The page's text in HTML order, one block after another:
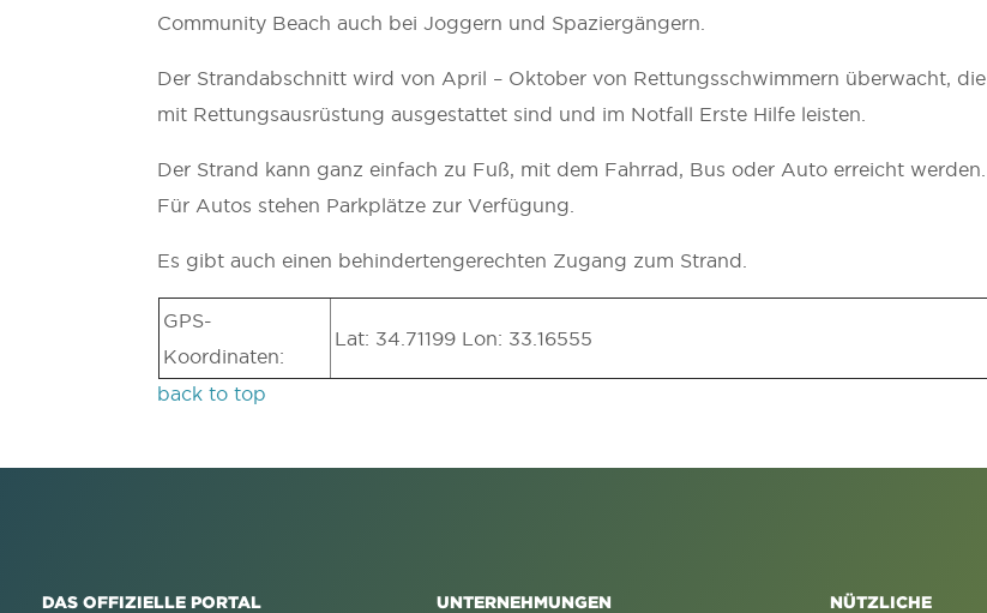
Community Beach auch bei Joggern und Spaziergängern.
Der Strandabschnitt wird von April – Oktober von Rettungsschwimmern überwacht, die
mit Rettungsausrüstung ausgestattet sind und im Notfall Erste Hilfe leisten.
Der Strand kann ganz einfach zu Fuß, mit dem Fahrrad, Bus oder Auto erreicht werden.
Für Autos stehen Parkplätze zur Verfügung.
Es gibt auch einen behindertengerechten Zugang zum Strand.
GPS-
Koordinaten:
Lat: 34.71199 Lon: 33.16555
back to top
DAS OFFIZIELLE PORTAL
UNTERNEHMUNGEN
NÜTZLICHE